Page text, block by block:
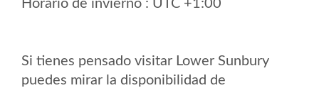
Horario de invierno : UTC +1:00
Si tienes pensado visitar Lower Sunbury
puedes mirar la disponibilidad de